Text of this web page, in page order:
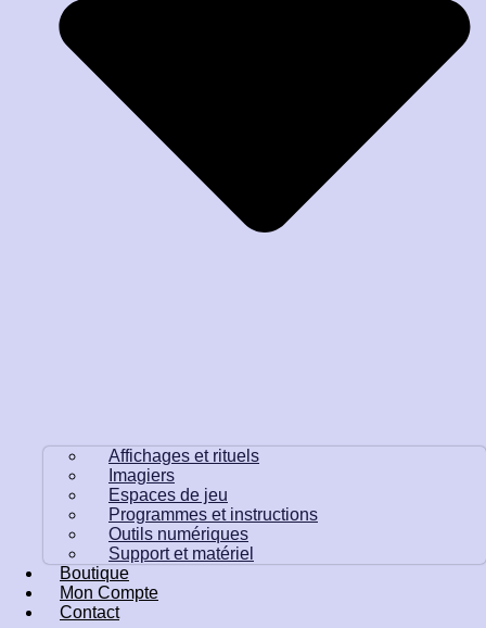
Affichages et rituels
Imagiers
Espaces de jeu
Programmes et instructions
Outils numériques
Support et matériel
Boutique
Mon Compte
Contact